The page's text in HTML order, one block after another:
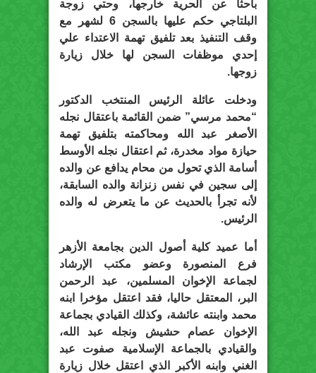
باحثا عن الحرية خارجها، وحتي زوجة
البلتاجي حكم عليها بالسجن 6 لشهر مع
وقف التنفيذ بعد تلفيق تهمة الاعتداء علي
إحدي موظفات السجن لها خلال زيارة
زوجها.
ودخلت عائلة الرئيس المنتخب الدكتور
“محمد مرسي” ضمن القائمة باعتقال نجله
الأصغر عبد الله ومحاكمته بتلفيق تهمة
حيازة مواد مخدرة، ثم اعتقال نجله الأوسط
أسامة الذي تحول من محام يدافع عن والده
إلى سجين في نفس زنزانة والده السابقة،
لأنه تجرأ بالحديث عن ما يتعرض له والده
الرئيس.
أما عميد كلية أصول الدين بجامعة الأزهر
فرع المنصورة وعضو مكتب الإرشاد
لجماعة الإخوان المسلمين، عبد الرحمن
البر، المعتقل حاليا، فقد اعتقل مؤخرا ابنه
محمد وابنته عائشة، وكذلك القيادي بجماعة
الإخوان عصام حشيش ونجله عبد الله،
والقيادي بالجماعة الإسلامية صفوت عبد
الغني وابنه الأكبر الذي اعتقل خلال زيارة